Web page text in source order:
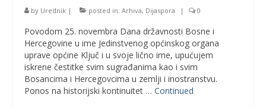
by Urednik | posted in: Arhiva, Dijaspora | 0
Povodom 25. novembra Dana državnosti Bosne i
Hercegovine u ime Jedinstvenog općinskog organa
uprave općine Ključ i u svoje lično ime, upućujem
iskrene čestitke svim sugrađanima kao i svim
Bosancima i Hercegovcima u zemlji i inostranstvu.
Ponos na historijski kontinuitet … Continued